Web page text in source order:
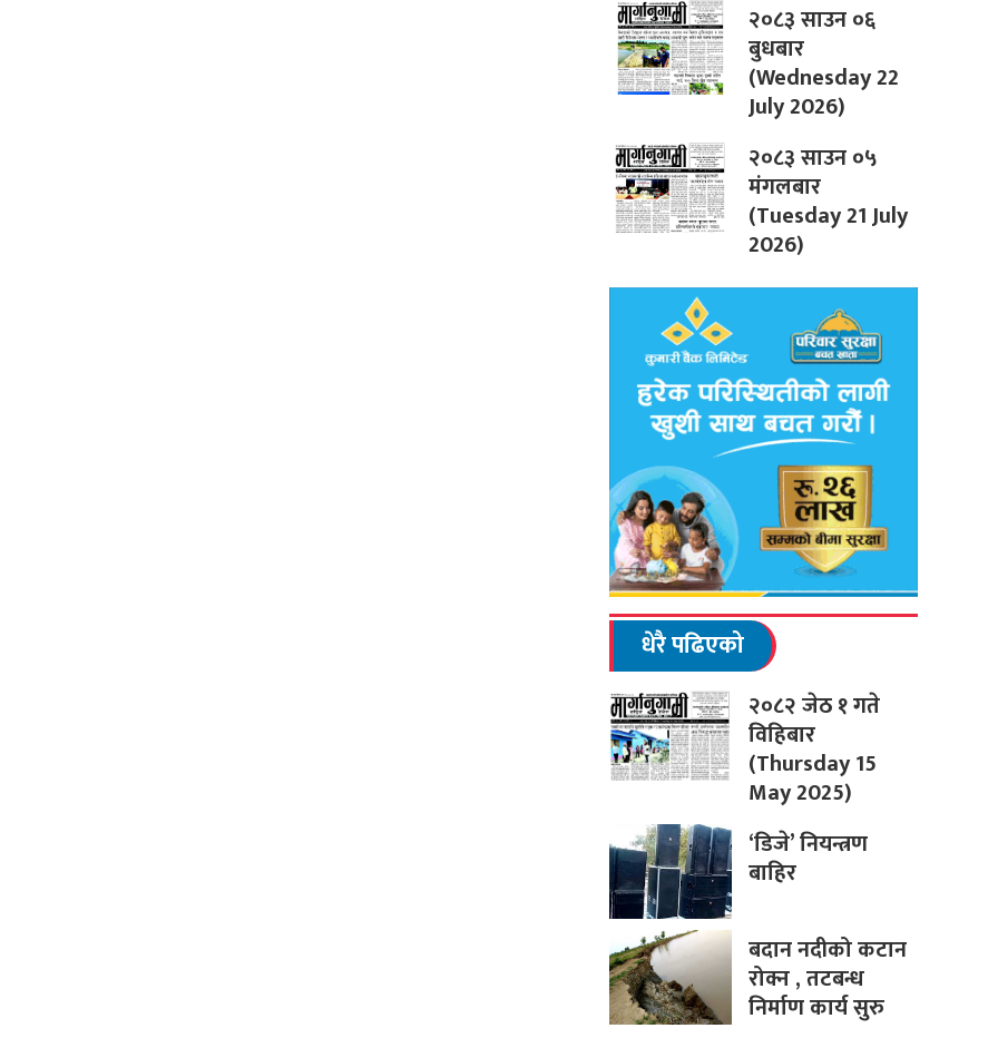
२०८३ साउन ०६
बुधबार
(Wednesday 22
July 2026)
२०८३ साउन ०५
मंगलबार
(Tuesday 21 July
2026)
धेरै पढिएको
२०८२ जेठ १ गते
विहिबार
(Thursday 15
May 2025)
‘डिजे’ नियन्त्रण
बाहिर
बदान नदीको कटान
रोक्न , तटबन्ध
निर्माण कार्य सुरु